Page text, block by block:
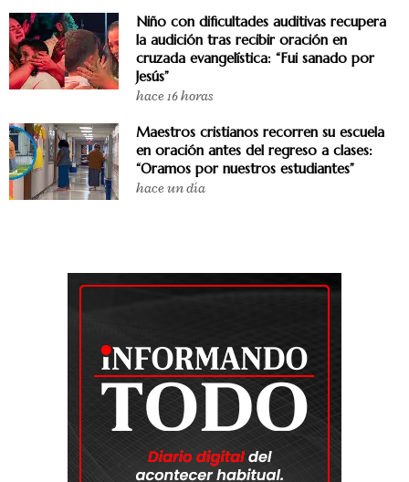
Niño con dificultades auditivas recupera
la audición tras recibir oración en
cruzada evangelística: “Fui sanado por
Jesús”
hace 16 horas
Maestros cristianos recorren su escuela
en oración antes del regreso a clases:
“Oramos por nuestros estudiantes”
hace un día